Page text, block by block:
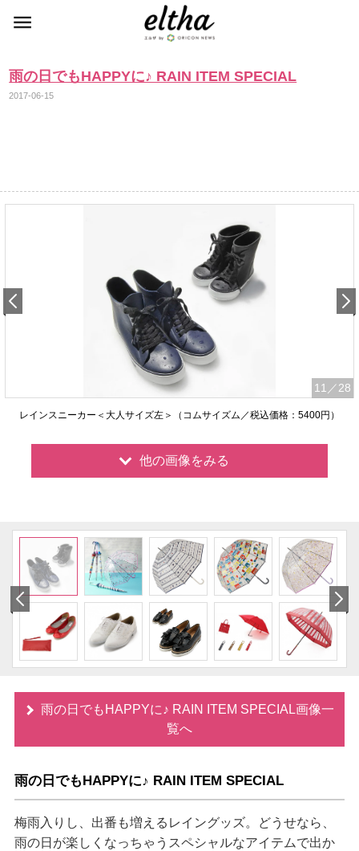
雨の日でもHAPPYに♪ RAIN ITEM SPECIAL
2017-06-15
11 ／28
レインスニーカー＜大人サイズ左＞（コムサイズム／税込価格：5400円）
他の画像をみる
雨の日でもHAPPYに♪ RAIN ITEM SPECIAL画像一
覧へ
雨の日でもHAPPYに♪ RAIN ITEM SPECIAL
梅雨入りし、出番も増えるレイングッズ。どうせなら、
雨の日が楽しくなっちゃうスペシャルなアイテムで出か